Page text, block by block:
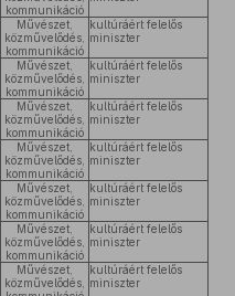
kommunikáció
Művészet,
közművelődés,
kommunikáció
kultúráért felelős
miniszter
Művészet,
közművelődés,
kommunikáció
kultúráért felelős
miniszter
Művészet,
közművelődés,
kommunikáció
kultúráért felelős
miniszter
Művészet,
közművelődés,
kommunikáció
kultúráért felelős
miniszter
Művészet,
közművelődés,
kommunikáció
kultúráért felelős
miniszter
Művészet,
közművelődés,
kommunikáció
kultúráért felelős
miniszter
Művészet,
közművelődés,
kultúráért felelős
miniszter